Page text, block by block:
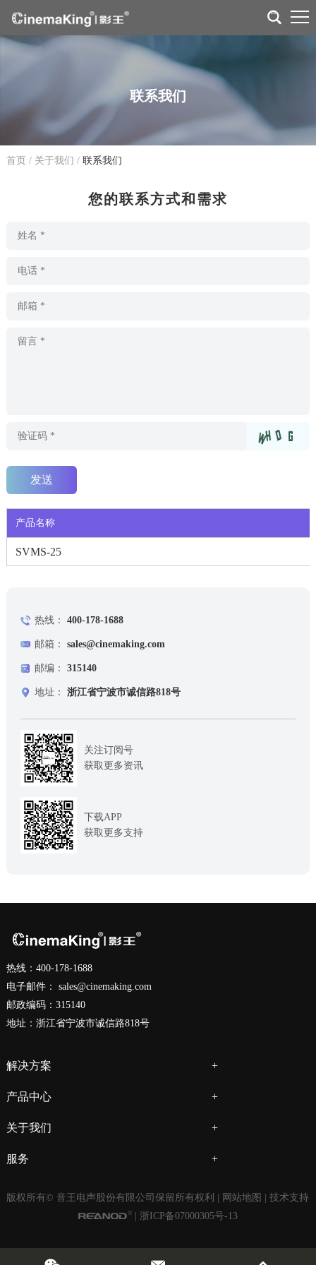
联系我们
首页 / 关于我们 / 联系我们
您的联系方式和需求
产品名称
SVMS-25
热线： 400-178-1688
邮箱： sales@cinemaking.com
邮编： 315140
地址： 浙江省宁波市诚信路818号
关注订阅号
获取更多资讯
下载APP
获取更多支持
热线：400-178-1688
电子邮件： sales@cinemaking.com
邮政编码：315140
地址：浙江省宁波市诚信路818号
解决方案
产品中心
关于我们
服务
版权所有© 音王电声股份有限公司保留所有权利 | 网站地图
| 技术支持
浙ICP备07000305号-13